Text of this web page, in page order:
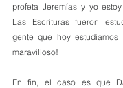
profeta Jeremías y yo
Las Escrituras fueron
gente que hoy estudiamos
maravilloso!
En fin, el caso es que